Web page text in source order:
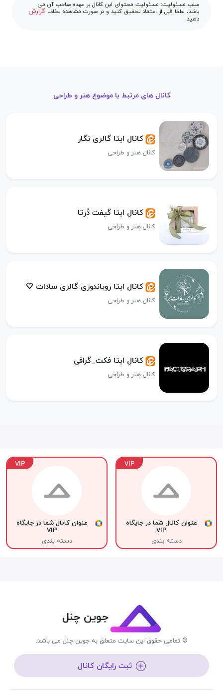
سلب مسئولیت: مسئولیت محتوای این کانال بر عهده صاحب آن می
باشد، لطفا قبل از اعتماد تحقیق کنید و در صورت مشاهده تخلف گزارش
دهید.
کانال های مرتبط با موضوع هنر و طراحی
کانال ایتا گالری نگار
کانال هنر و طراحی
کانال ایتا گیفت دُرتا
کانال هنر و طراحی
کانال ایتا روباندوزی گالری سادات 🤍
کانال هنر و طراحی
کانال ایتا فکت_گرافی
کانال هنر و طراحی
VIP
عنوان کانال شما در جایگاه
VIP
دسته بندی
VIP
عنوان کانال شما در جایگاه
VIP
دسته بندی
جوین چنل
© تمامی حقوق این سایت متعلق به جوین چنل می باشد.
ثبت رایگان کانال